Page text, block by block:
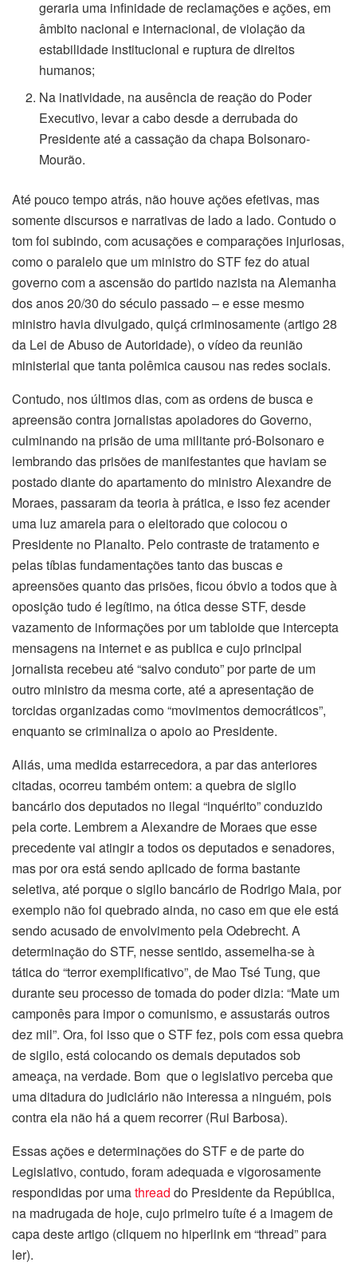
geraria uma infinidade de reclamações e ações, em
âmbito nacional e internacional, de violação da
estabilidade institucional e ruptura de direitos
humanos;
Na inatividade, na ausência de reação do Poder
Executivo, levar a cabo desde a derrubada do
Presidente até a cassação da chapa Bolsonaro-
Mourão.
Até pouco tempo atrás, não houve ações efetivas, mas
somente discursos e narrativas de lado a lado. Contudo o
tom foi subindo, com acusações e comparações injuriosas,
como o paralelo que um ministro do STF fez do atual
governo com a ascensão do partido nazista na Alemanha
dos anos 20/30 do século passado – e esse mesmo
ministro havia divulgado, quiçá criminosamente (artigo 28
da Lei de Abuso de Autoridade), o vídeo da reunião
ministerial que tanta polêmica causou nas redes sociais.
Contudo, nos últimos dias, com as ordens de busca e
apreensão contra jornalistas apoiadores do Governo,
culminando na prisão de uma militante pró-Bolsonaro e
lembrando das prisões de manifestantes que haviam se
postado diante do apartamento do ministro Alexandre de
Moraes, passaram da teoria à prática, e isso fez acender
uma luz amarela para o eleitorado que colocou o
Presidente no Planalto. Pelo contraste de tratamento e
pelas tíbias fundamentações tanto das buscas e
apreensões quanto das prisões, ficou óbvio a todos que à
oposição tudo é legítimo, na ótica desse STF, desde
vazamento de informações por um tabloide que intercepta
mensagens na internet e as publica e cujo principal
jornalista recebeu até “salvo conduto” por parte de um
outro ministro da mesma corte, até a apresentação de
torcidas organizadas como “movimentos democráticos”,
enquanto se criminaliza o apoio ao Presidente.
Aliás, uma medida estarrecedora, a par das anteriores
citadas, ocorreu também ontem: a quebra de sigilo
bancário dos deputados no ilegal “inquérito” conduzido
pela corte. Lembrem a Alexandre de Moraes que esse
precedente vai atingir a todos os deputados e senadores,
mas por ora está sendo aplicado de forma bastante
seletiva, até porque o sigilo bancário de Rodrigo Maia, por
exemplo não foi quebrado ainda, no caso em que ele está
sendo acusado de envolvimento pela Odebrecht. A
determinação do STF, nesse sentido, assemelha-se à
tática do “terror exemplificativo”, de Mao Tsé Tung, que
durante seu processo de tomada do poder dizia: “Mate um
camponês para impor o comunismo, e assustarás outros
dez mil”. Ora, foi isso que o STF fez, pois com essa quebra
de sigilo, está colocando os demais deputados sob
ameaça, na verdade. Bom que o legislativo perceba que
uma ditadura do judiciário não interessa a ninguém, pois
contra ela não há a quem recorrer (Rui Barbosa).
Essas ações e determinações do STF e de parte do
Legislativo, contudo, foram adequada e vigorosamente
respondidas por umathread do Presidente da República,
na madrugada de hoje, cujo primeiro tuíte é a imagem de
capa deste artigo (cliquem no hiperlink em “thread” para
ler).